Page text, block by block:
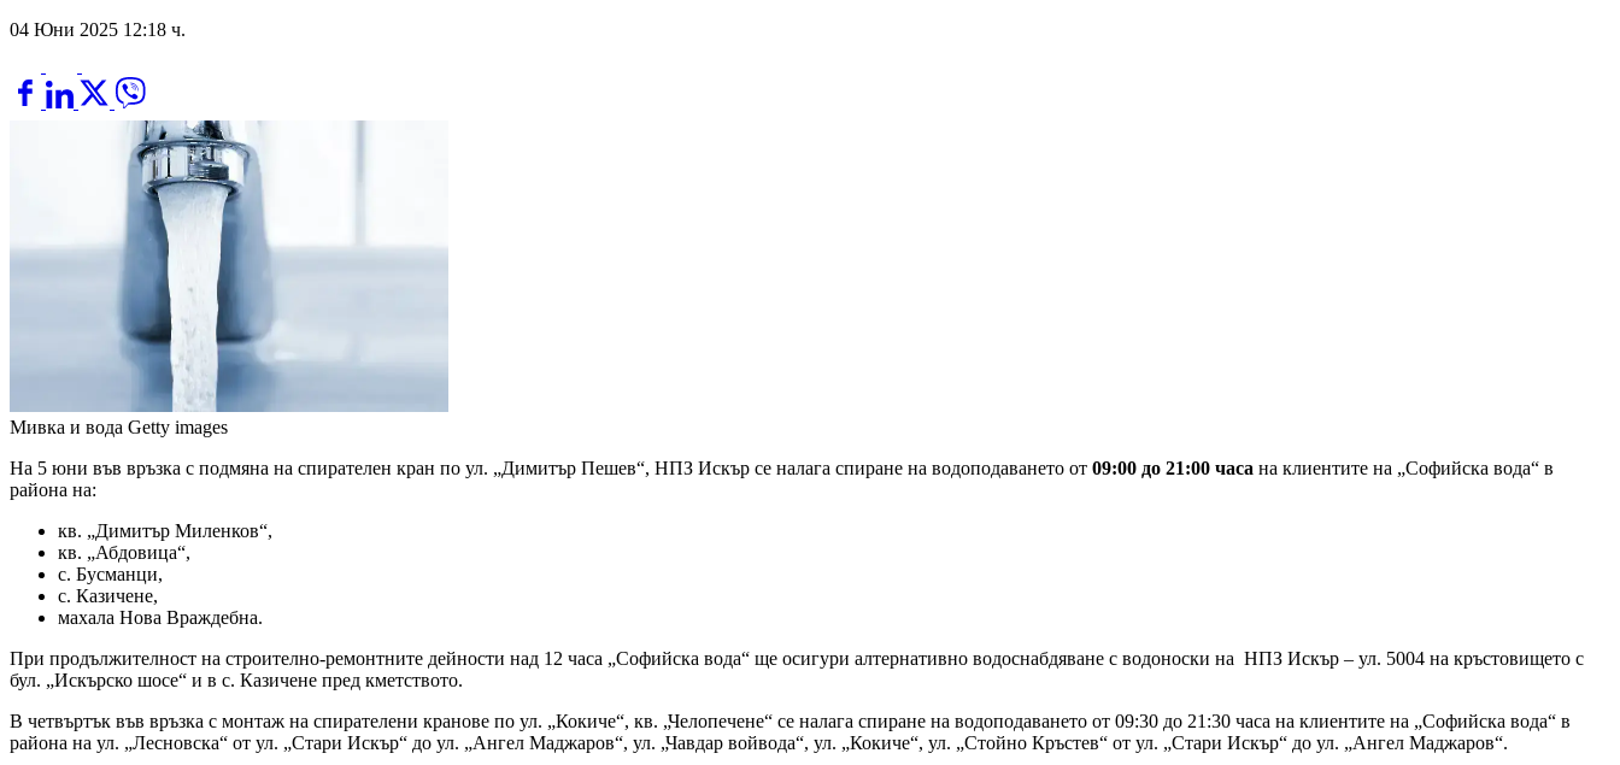
04 Юни 2025 12:18 ч.
Мивка и вода Getty images
На 5 юни във връзка с подмяна на спирателен кран по ул. „Димитър Пешев“, НПЗ Искър се налага спиране на водоподаването от 09:00 до 21:00 часа на клиентите на „Софийска вода“ в
района на:
кв. „Димитър Миленков“,
кв. „Абдовица“,
с. Бусманци,
с. Казичене,
махала Нова Враждебна.
При продължителност на строително-ремонтните дейности над 12 часа „Софийска вода“ ще осигури алтернативно водоснабдяване с водоноски на НПЗ Искър – ул. 5004 на кръстовището с
бул. „Искърско шосе“ и в с. Казичене пред кметството.
В четвъртък във връзка с монтаж на спирателени кранове по ул. „Кокиче“, кв. „Челопечене“ се налага спиране на водоподаването от 09:30 до 21:30 часа на клиентите на „Софийска вода“ в
района на ул. „Лесновска“ от ул. „Стари Искър“ до ул. „Ангел Маджаров“, ул. „Чавдар войвода“, ул. „Кокиче“, ул. „Стойно Кръстев“ от ул. „Стари Искър“ до ул. „Ангел Маджаров“.